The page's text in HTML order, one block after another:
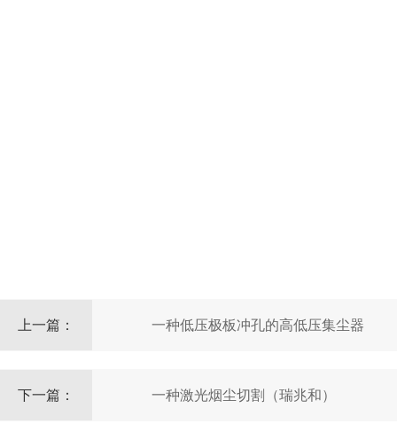
上一篇： 一种低压极板冲孔的高低压集尘器
下一篇： 一种激光烟尘切割（瑞兆和）